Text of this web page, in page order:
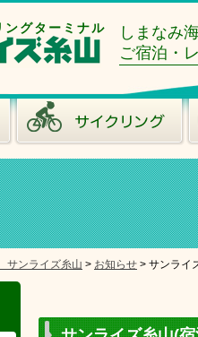
ングターミナル
しまなみ
ご宿泊・
サンライズ糸山 > お知らせ > サンライ